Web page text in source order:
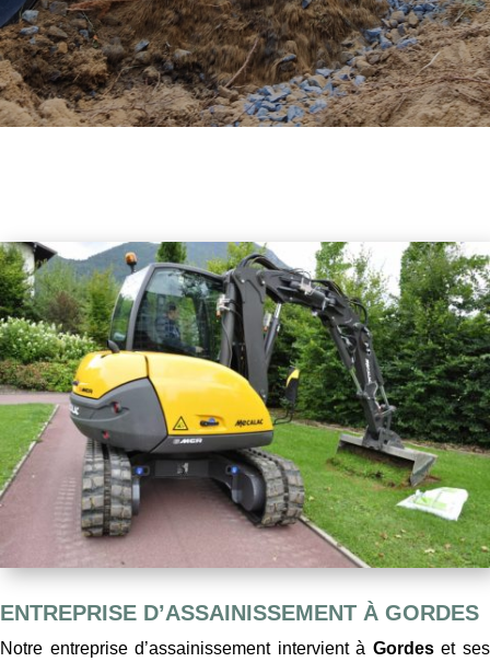
ENTREPRISE D’ASSAINISSEMENT À GORDES
Notre entreprise d’assainissement intervient à Gordeset ses